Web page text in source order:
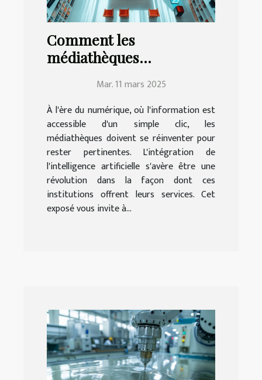
Comment les
médiathèques
services avec
l'intelligence artificielle
Mar. 11 mars 2025
À l'ère du numérique, où l'information est
accessible d'un simple clic, les
médiathèques doivent se réinventer pour
rester pertinentes. L'intégration de
l'intelligence artificielle s'avère être une
révolution dans la façon dont ces
institutions offrent leurs services. Cet
exposé vous invite à...